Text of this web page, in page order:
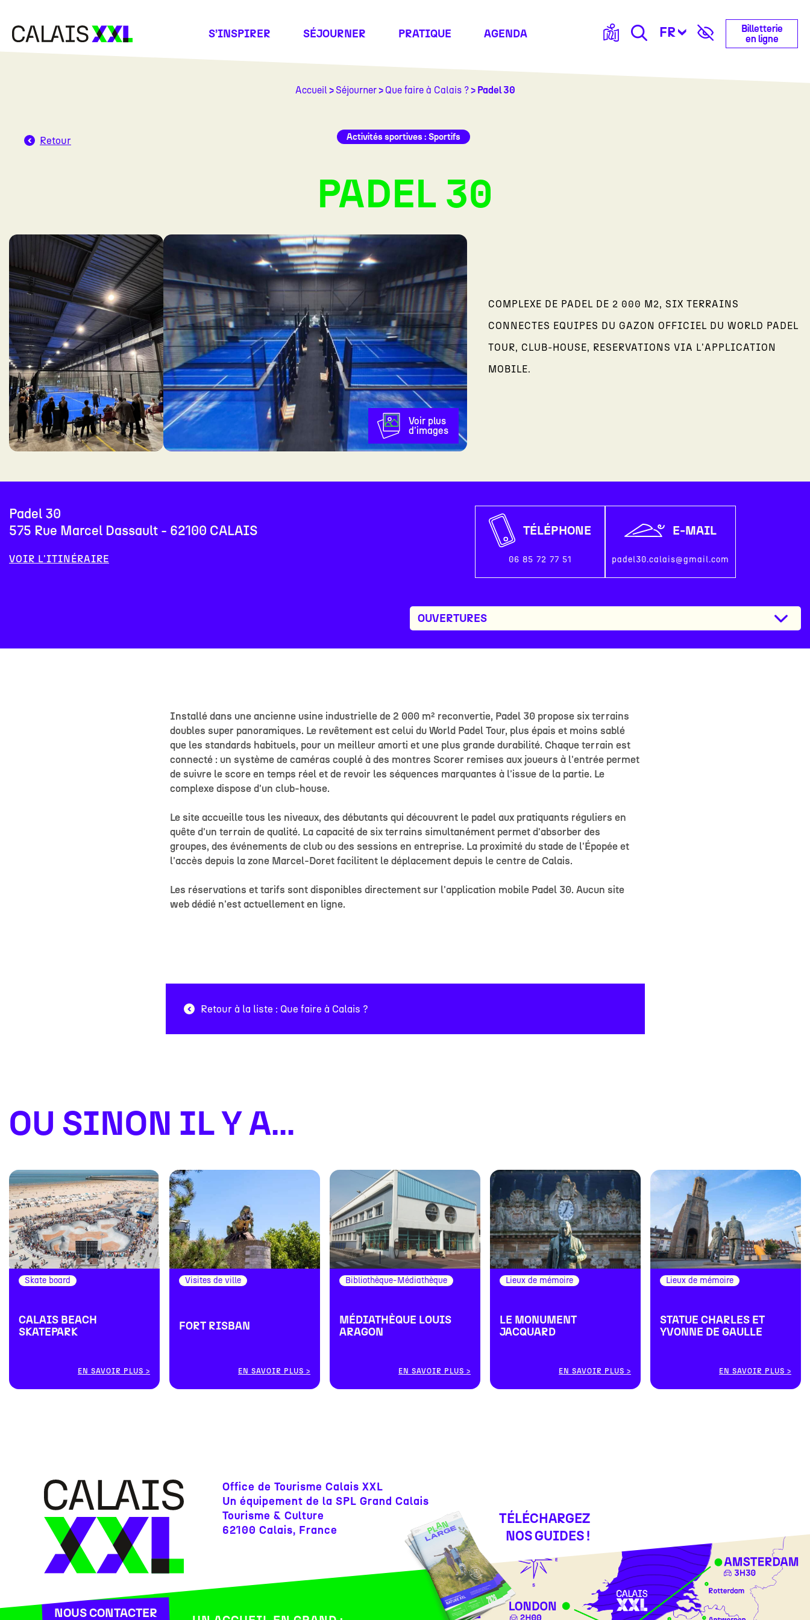
S’INSPIRER SÉJOURNER PRATIQUE AGENDA FR
Billetterie
en ligne
Accueil> Séjourner> Que faire à Calais ?> Padel 30
Retour Activités sportives : Sportifs
PADEL 30
Voir plus
d'images
COMPLEXE DE PADEL DE 2 000 M2, SIX TERRAINS
CONNECTES EQUIPES DU GAZON OFFICIEL DU WORLD PADEL
TOUR, CLUB-HOUSE, RESERVATIONS VIA L'APPLICATION
MOBILE.
Padel 30
575 Rue Marcel Dassault - 62100 CALAIS
VOIR L'ITINÉRAIRE
TÉLÉPHONE
06 85 72 77 51
E-MAIL
padel30.calais@gmail.com
OUVERTURES
Installé dans une ancienne usine industrielle de 2 000 m² reconvertie, Padel 30 propose six terrains
doubles super panoramiques. Le revêtement est celui du World Padel Tour, plus épais et moins sablé
que les standards habituels, pour un meilleur amorti et une plus grande durabilité. Chaque terrain est
connecté : un système de caméras couplé à des montres Scorer remises aux joueurs à l'entrée permet
de suivre le score en temps réel et de revoir les séquences marquantes à l'issue de la partie. Le
complexe dispose d'un club-house.
Le site accueille tous les niveaux, des débutants qui découvrent le padel aux pratiquants réguliers en
quête d'un terrain de qualité. La capacité de six terrains simultanément permet d'absorber des
groupes, des événements de club ou des sessions en entreprise. La proximité du stade de l'Épopée et
l'accès depuis la zone Marcel-Doret facilitent le déplacement depuis le centre de Calais.
Les réservations et tarifs sont disponibles directement sur l'application mobile Padel 30. Aucun site
web dédié n'est actuellement en ligne.
Retour à la liste : Que faire à Calais ?
OU SINON IL Y A...
Skate board
CALAIS BEACH
SKATEPARK
EN SAVOIR PLUS
Visites de ville
FORT RISBAN
EN SAVOIR PLUS
Bibliothèque-Médiathèque
MÉDIATHÈQUE LOUIS
ARAGON
EN SAVOIR PLUS
Lieux de mémoire
LE MONUMENT
JACQUARD
EN SAVOIR PLUS
Lieux de mémoire
STATUE CHARLES ET
YVONNE DE GAULLE
EN SAVOIR PLUS
Office de Tourisme Calais XXL
Un équipement de la SPL Grand Calais
Tourisme & Culture
62100 Calais, France
TÉLÉCHARGEZ
NOS GUIDES !
NOUS CONTACTER